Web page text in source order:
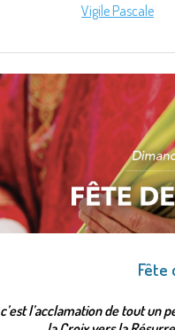
Vigile Pascale
Fête
c’est l’acclamation de tout un